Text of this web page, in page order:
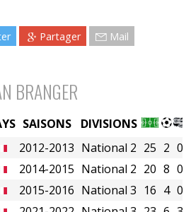
Partager Mail
BRANGER
SAISONS
DIVISIONS
2012-2013 National 2 25 2 0
2014-2015 National 2 20 8 0
2015-2016 National 3 16 4 0